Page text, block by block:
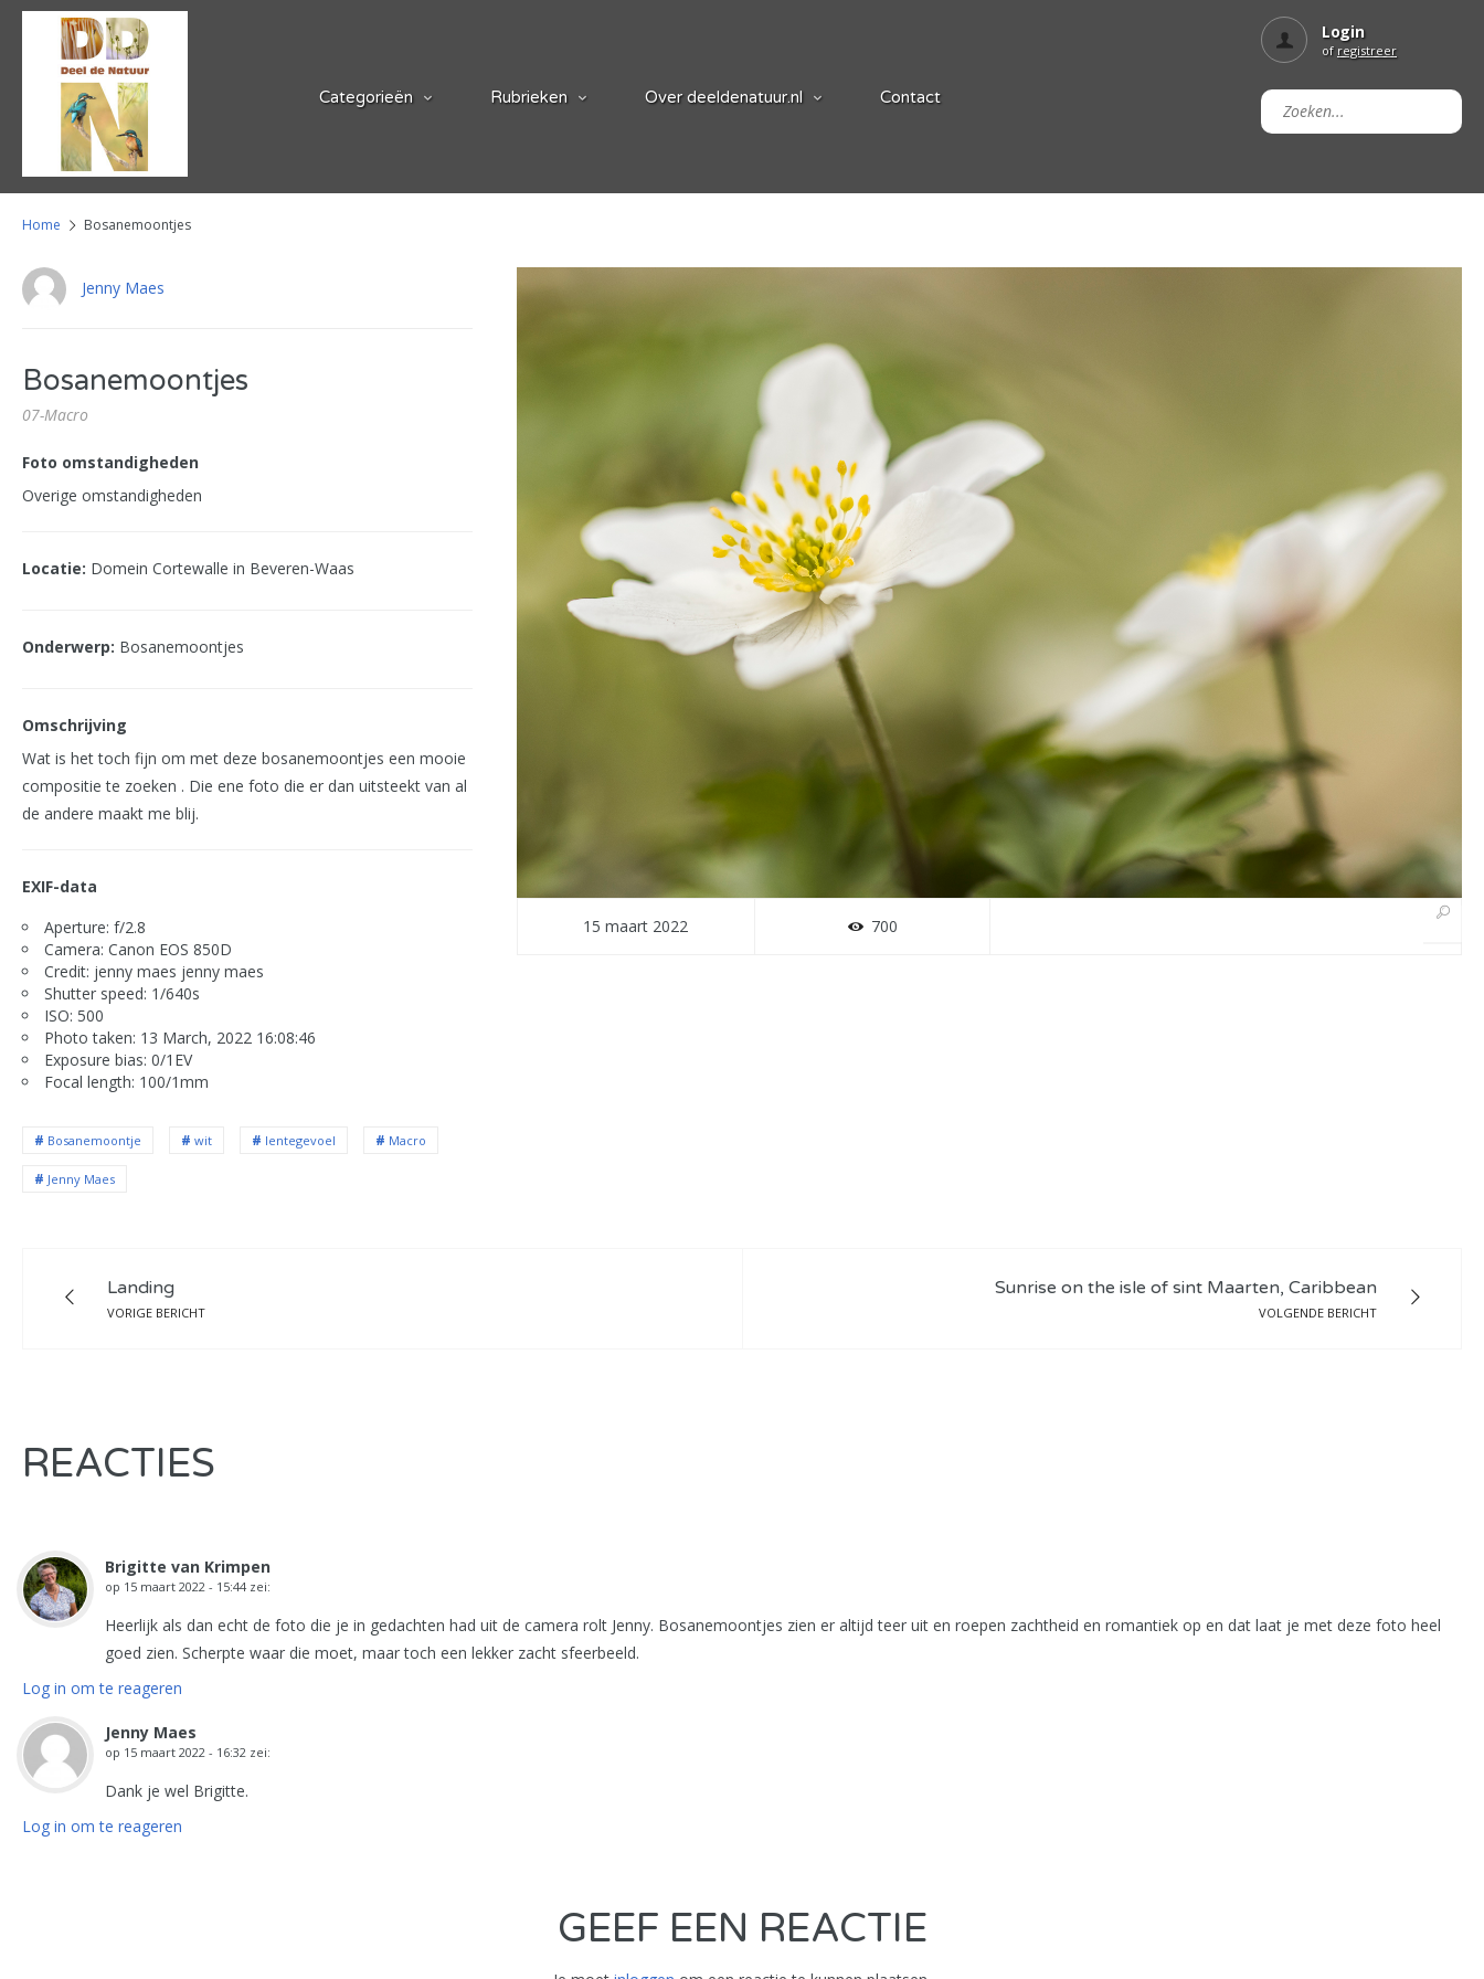
Categorieën Rubrieken Over deeldenatuur.nl Contact
Login
of registreer
Home Bosanemoontjes
Jenny Maes
Bosanemoontjes
07-Macro
Foto omstandigheden
Overige omstandigheden
Locatie: Domein Cortewalle in Beveren-Waas
Onderwerp: Bosanemoontjes
Omschrijving
Wat is het toch fijn om met deze bosanemoontjes een mooie
compositie te zoeken . Die ene foto die er dan uitsteekt van al
de andere maakt me blij.
EXIF-data
Aperture: f/2.8
Camera: Canon EOS 850D
Credit: jenny maes jenny maes
Shutter speed: 1/640s
ISO: 500
Photo taken: 13 March, 2022 16:08:46
Exposure bias: 0/1EV
Focal length: 100/1mm
Bosanemoontje wit lentegevoel Macro
Jenny Maes
15 maart 2022 700
Landing
VORIGE BERICHT
Sunrise on the isle of sint Maarten, Caribbean
VOLGENDE BERICHT
REACTIES
Brigitte van Krimpen
op 15 maart 2022 - 15:44 zei:
Heerlijk als dan echt de foto die je in gedachten had uit de camera rolt Jenny. Bosanemoontjes zien er altijd teer uit en roepen zachtheid en romantiek op en dat laat je met deze foto heel
goed zien. Scherpte waar die moet, maar toch een lekker zacht sfeerbeeld.
Log in om te reageren
Jenny Maes
op 15 maart 2022 - 16:32 zei:
Dank je wel Brigitte.
Log in om te reageren
GEEF EEN REACTIE